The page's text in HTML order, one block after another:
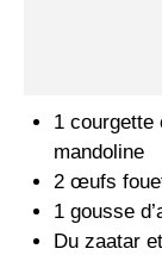
1 courgette
mandoline
2 œufs
1 gousse
Du zaatar